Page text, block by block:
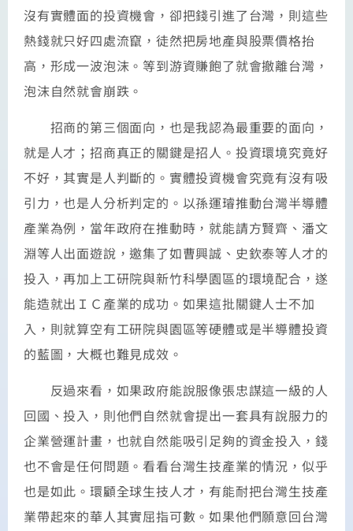
沒有實體面的投資機會，卻把錢引進了台灣，則這些
熱錢就只好四處流竄，徒然把房地產與股票價格抬
高，形成一波泡沫。等到游資賺飽了就會撤離台灣，
泡沫自然就會崩跌。
招商的第三個面向，也是我認為最重要的面向，
就是人才；招商真正的關鍵是招人。投資環境究竟好
不好，其實是人判斷的。實體投資機會究竟有沒有吸
引力，也是人分析判定的。以孫運璿推動台灣半導體
產業為例，當年政府在推動時，就能請方賢齊、潘文
淵等人出面遊說，邀集了如曹興誠、史欽泰等人才的
投入，再加上工研院與新竹科學園區的環境配合，遂
能造就出ＩＣ產業的成功。如果這批關鍵人士不加
入，則就算空有工研院與園區等硬體或是半導體投資
的藍圖，大概也難見成效。
反過來看，如果政府能說服像張忠謀這一級的人
回國、投入，則他們自然就會提出一套具有說服力的
企業營運計畫，也就自然能吸引足夠的資金投入，錢
也不會是任何問題。看看台灣生技產業的情況，似乎
也是如此。環顧全球生技人才，有能耐把台灣生技產
業帶起來的華人其實屈指可數。如果他們願意回台灣